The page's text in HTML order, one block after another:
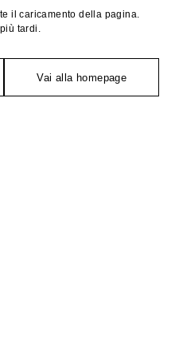
il caricamento della pagina.
tardi.
Vai alla homepage